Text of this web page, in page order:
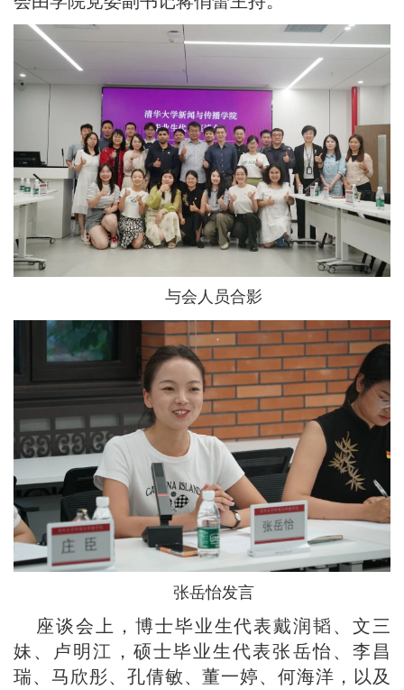
与会人员合影
张岳怡发言
座谈会上，博士毕业生代表戴润韬、文三
妹、卢明江，硕士毕业生代表张岳怡、李昌
瑞、马欣彤、孔倩敏、董一婷、何海洋，以及